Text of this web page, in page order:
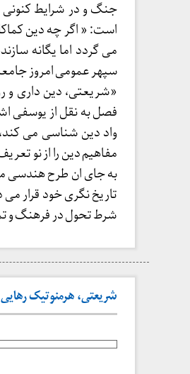
جنگ و در شرایط کنونی
است: « اگر چه دین
می گردد اما یگانه
سپهر عمومی امروز
«شریعتی، دین داری و
فصل به نقل از یوسفی
واد دین شناسی می
مفاهیم دین را از نو
به جای ان طرح هندسی
تاریخ نگری خود قرار
شرط تحول در فرهنگ و
شریعتی، هرمنوتیک